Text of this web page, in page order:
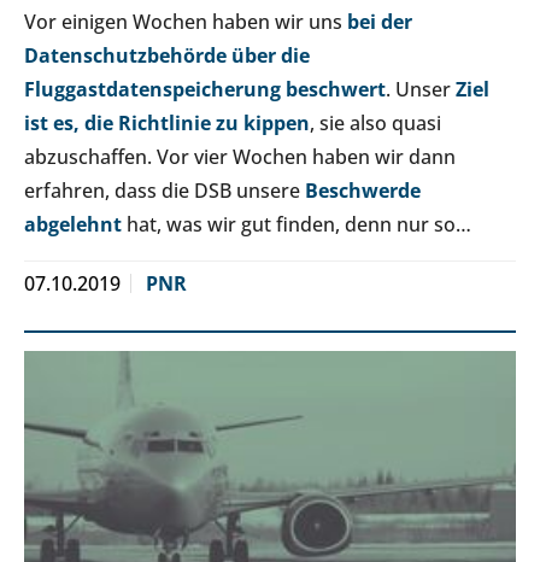
Vor einigen Wochen haben wir uns bei der
Datenschutzbehörde über die
Fluggastdatenspeicherung beschwert. UnserZiel
ist es, die Richtlinie zu kippen, sie also quasi
abzuschaffen. Vor vier Wochen haben wir dann
erfahren, dass die DSB unsere Beschwerde
abgelehnt hat, was wir gut finden, denn nur so…
07.10.2019 PNR